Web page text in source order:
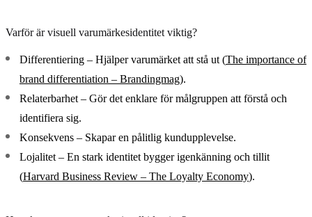
Varför är visuell varumärkesidentitet viktig?
Differentiering – Hjälper varumärket att stå ut (The importance of
brand differentiation – Brandingmag).
Relaterbarhet – Gör det enklare för målgruppen att förstå och
identifiera sig.
Konsekvens – Skapar en pålitlig kundupplevelse.
Lojalitet – En stark identitet bygger igenkänning och tillit
(Harvard Business Review – The Loyalty Economy).